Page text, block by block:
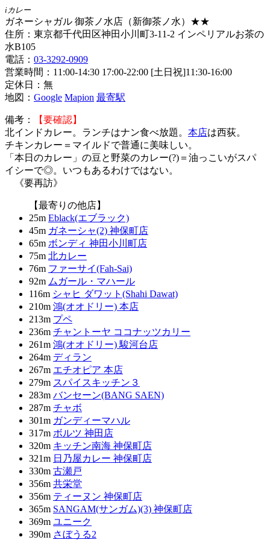
iカレー
ガネーシャガル 御茶ノ水店（新御茶ノ水）★★
住所：東京都千代田区神田小川町3-11-2 インペリアルお茶の
水B105
電話： 03-3292-0909
営業時間：11:00-14:30 17:00-22:00 [土日祝]11:30-16:00
定休日：無
地図： Google Mapion 最寄駅
備考：
【要確認】
北インドカレー。ランチはナン食べ放題。 本店は西荻。
チキンカレー＝マイルドで普通に美味しい。
「本日のカレー」の豆と野菜のカレー(?)＝油っこいがスパ
イシーで◎。いつもあるわけではない。
《要再訪》
【最寄りの他店】
25m Eblack(エブラック)
45m ガネーシャ(2) 神保町店
65m ボンディ 神田小川町店
75m 北カレー
76m ファーサイ(Fah-Sai)
92m ムガール・マハール
116m シャヒ ダワット(Shahi Dawat)
210m 鴻(オオドリー) 本店
213m プペ
236m チャントーヤ ココナッツカリー
261m 鴻(オオドリー) 駿河台店
264m ディラン
267m エチオピア 本店
279m スパイスキッチン３
283m バンセーン(BANG SAEN)
287m チャボ
301m ガンディーマハル
317m ボルツ 神田店
320m キッチン南海 神保町店
321m 日乃屋カレー 神保町店
330m 古瀬戸
356m 共栄堂
356m ティーヌン 神保町店
365m SANGAM(サンガム)(3) 神保町店
369m ユニーク
390m さぼうる2